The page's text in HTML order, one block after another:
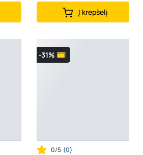
Į krepšelį
-31%
0/5 (0)